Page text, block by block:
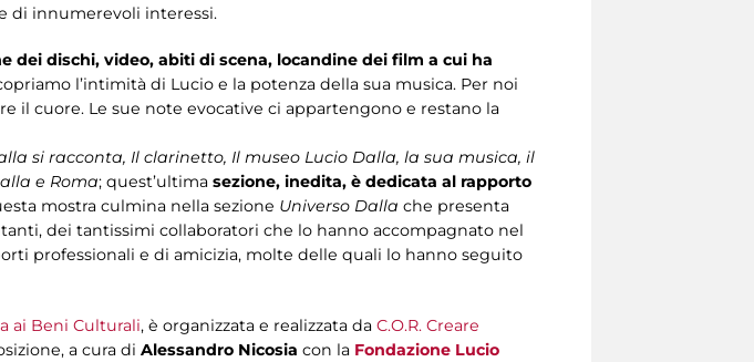
di innumerevoli interessi.
dei dischi, video, abiti di scena, locandine dei film a cui ha
l’intimità di Lucio e la potenza della sua musica. Per noi
il cuore. Le sue note evocative ci appartengono e restano la
si racconta, Il clarinetto, Il museo Lucio Dalla, la sua musica, il
e Roma; quest’ultima sezione, inedita, è dedicata al rapporto
mostra culmina nella sezione Universo Dalla che presenta
dei tantissimi collaboratori che lo hanno accompagnato nel
professionali e di amicizia, molte delle quali lo hanno seguito
ai Beni Culturali, è organizzata e realizzata da C.O.R. Creare
a cura di Alessandro Nicosia con la Fondazione Lucio